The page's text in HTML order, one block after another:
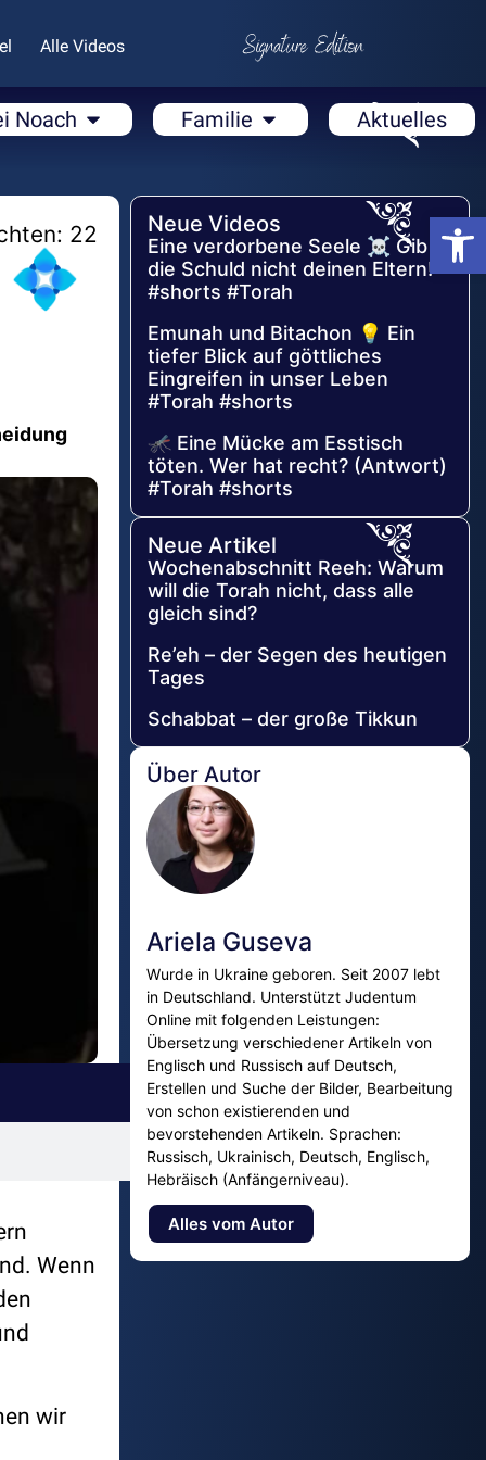
Alle Videos
Noach Familie Aktuelles
22
💠
Wenn
wir
Neue Videos
Eine verdorbene Seele ☠️ Gib
die Schuld nicht deinen Eltern!
#shorts #Torah
Emunah und Bitachon 💡 Ein
tiefer Blick auf göttliches
Eingreifen in unser Leben
#Torah #shorts
🦟 Eine Mücke am Esstisch
töten. Wer hat recht? (Antwort)
#Torah #shorts
Neue Artikel
Wochenabschnitt Reeh: Warum
will die Torah nicht, dass alle
gleich sind?
Re’eh – der Segen des heutigen
Tages
Schabbat – der große Tikkun
Über Autor
Ariela Guseva
Wurde in Ukraine geboren. Seit 2007 lebt
in Deutschland. Unterstützt Judentum
Online mit folgenden Leistungen:
Übersetzung verschiedener Artikeln von
Englisch und Russisch auf Deutsch,
Erstellen und Suche der Bilder, Bearbeitung
von schon existierenden und
bevorstehenden Artikeln. Sprachen:
Russisch, Ukrainisch, Deutsch, Englisch,
Hebräisch (Anfängerniveau).
Alles vom Autor